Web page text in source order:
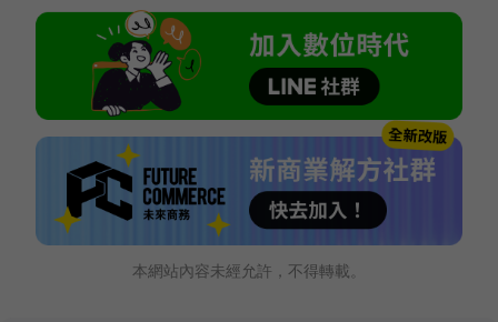
本網站內容未經允許，不得轉載。